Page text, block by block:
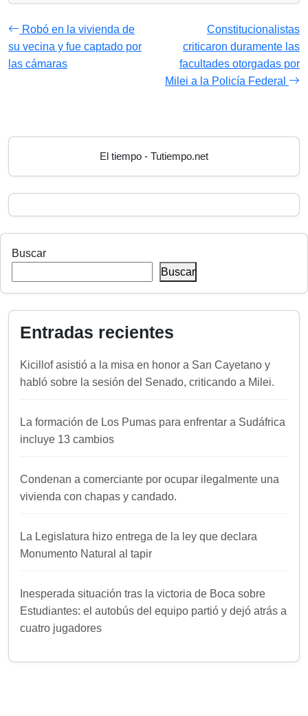
Robó en la vivienda de
su vecina y fue captado por
las cámaras
Constitucionalistas
criticaron duramente las
facultades otorgadas por
Milei a la Policía Federal
El tiempo - Tutiempo.net
Buscar
Buscar
Entradas recientes
Kicillof asistió a la misa en honor a San Cayetano y
habló sobre la sesión del Senado, criticando a Milei.
La formación de Los Pumas para enfrentar a Sudáfrica
incluye 13 cambios
Condenan a comerciante por ocupar ilegalmente una
vivienda con chapas y candado.
La Legislatura hizo entrega de la ley que declara
Monumento Natural al tapir
Inesperada situación tras la victoria de Boca sobre
Estudiantes: el autobús del equipo partió y dejó atrás a
cuatro jugadores